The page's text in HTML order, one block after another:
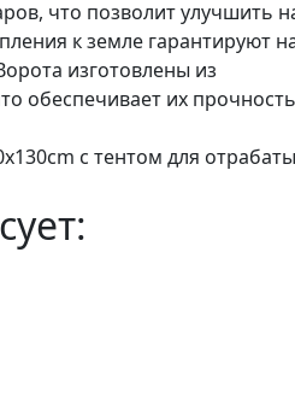
что позволит улучшить
к земле гарантируют
изготовлены из
обеспечивает их
с тентом для